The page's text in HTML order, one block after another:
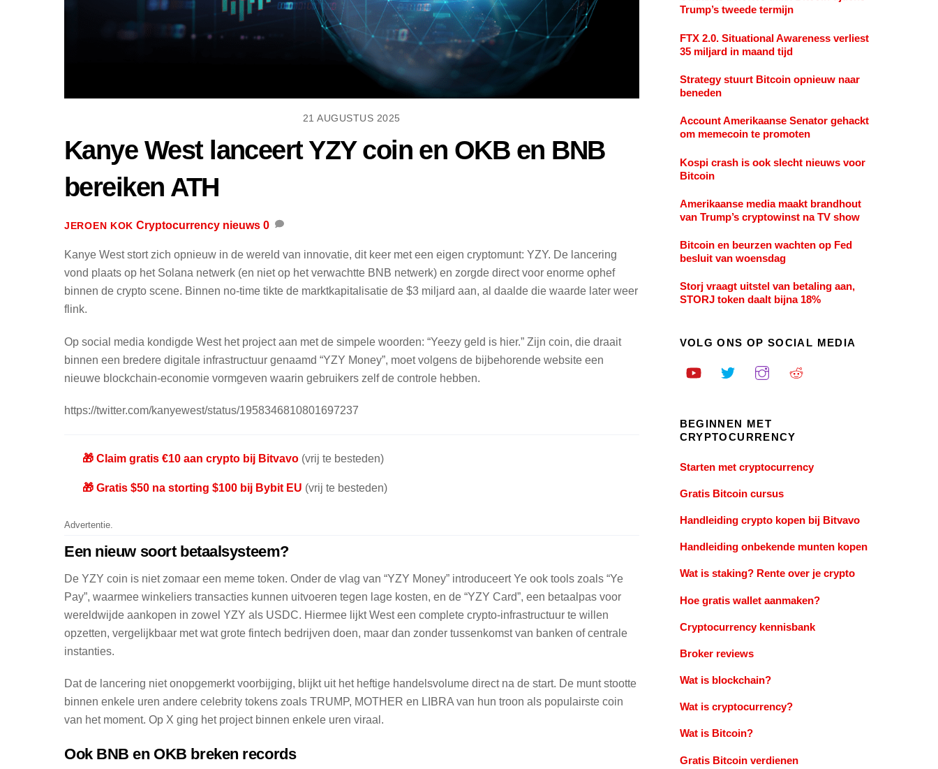
21 AUGUSTUS 2025
Kanye West lanceert YZY coin en OKB en BNB
bereiken ATH
JEROEN KOK Cryptocurrency nieuws 0
Kanye West stort zich opnieuw in de wereld van innovatie, dit keer met een eigen cryptomunt: YZY. De lancering
vond plaats op het Solana netwerk (en niet op het verwachtte BNB netwerk) en zorgde direct voor enorme ophef
binnen de crypto scene. Binnen no-time tikte de marktkapitalisatie de $3 miljard aan, al daalde die waarde later weer
flink.
Op social media kondigde West het project aan met de simpele woorden: “Yeezy geld is hier.” Zijn coin, die draait
binnen een bredere digitale infrastructuur genaamd “YZY Money”, moet volgens de bijbehorende website een
nieuwe blockchain-economie vormgeven waarin gebruikers zelf de controle hebben.
https://twitter.com/kanyewest/status/1958346810801697237
🎁 Claim gratis €10 aan crypto bij Bitvavo(vrij te besteden)
🎁 Gratis $50 na storting $100 bij Bybit EU (vrij te besteden)
Advertentie.
Een nieuw soort betaalsysteem?
De YZY coin is niet zomaar een meme token. Onder de vlag van “YZY Money” introduceert Ye ook tools zoals “Ye
Pay”, waarmee winkeliers transacties kunnen uitvoeren tegen lage kosten, en de “YZY Card”, een betaalpas voor
wereldwijde aankopen in zowel YZY als USDC. Hiermee lijkt West een complete crypto-infrastructuur te willen
opzetten, vergelijkbaar met wat grote fintech bedrijven doen, maar dan zonder tussenkomst van banken of centrale
instanties.
Dat de lancering niet onopgemerkt voorbijging, blijkt uit het heftige handelsvolume direct na de start. De munt stootte
binnen enkele uren andere celebrity tokens zoals TRUMP, MOTHER en LIBRA van hun troon als populairste coin
van het moment. Op X ging het project binnen enkele uren viraal.
Ook BNB en OKB breken records
Trump’s tweede termijn
FTX 2.0. Situational Awareness verliest
35 miljard in maand tijd
Strategy stuurt Bitcoin opnieuw naar
beneden
Account Amerikaanse Senator gehackt
om memecoin te promoten
Kospi crash is ook slecht nieuws voor
Bitcoin
Amerikaanse media maakt brandhout
van Trump’s cryptowinst na TV show
Bitcoin en beurzen wachten op Fed
besluit van woensdag
Storj vraagt uitstel van betaling aan,
STORJ token daalt bijna 18%
VOLG ONS OP SOCIAL MEDIA
BEGINNEN MET
CRYPTOCURRENCY
Starten met cryptocurrency
Gratis Bitcoin cursus
Handleiding crypto kopen bij Bitvavo
Handleiding onbekende munten kopen
Wat is staking? Rente over je crypto
Hoe gratis wallet aanmaken?
Cryptocurrency kennisbank
Broker reviews
Wat is blockchain?
Wat is cryptocurrency?
Wat is Bitcoin?
Gratis Bitcoin verdienen